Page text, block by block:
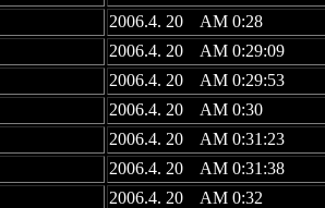
2006.4. 20 AM 0:28
2006.4. 20 AM 0:29:09
2006.4. 20 AM 0:29:53
2006.4. 20 AM 0:30
2006.4. 20 AM 0:31:23
2006.4. 20 AM 0:31:38
2006.4. 20 AM 0:32